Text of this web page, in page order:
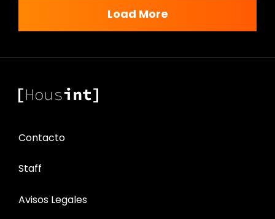
GLAMOUR
Y
LOS
Load More
Contacto
Staff
Avisos Legales